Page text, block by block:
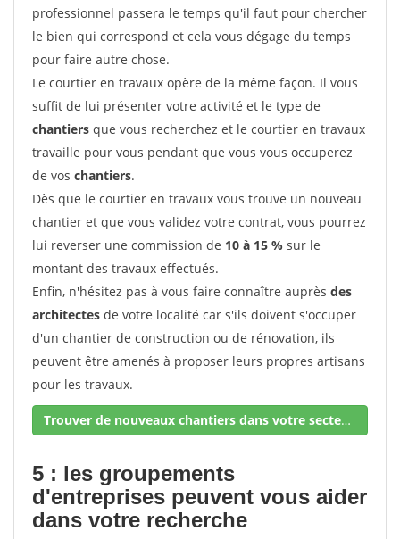
professionnel passera le temps qu'il faut pour chercher
le bien qui correspond et cela vous dégage du temps
pour faire autre chose.
Le courtier en travaux opère de la même façon. Il vous
suffit de lui présenter votre activité et le type de
chantiers que vous recherchez et le courtier en travaux
travaille pour vous pendant que vous vous occuperez
de vos chantiers.
Dès que le courtier en travaux vous trouve un nouveau
chantier et que vous validez votre contrat, vous pourrez
lui reverser une commission de 10 à 15 % sur le
montant des travaux effectués.
Enfin, n'hésitez pas à vous faire connaître auprès des
architectes de votre localité car s'ils doivent s'occuper
d'un chantier de construction ou de rénovation, ils
peuvent être amenés à proposer leurs propres artisans
pour les travaux.
Trouver de nouveaux chantiers dans votre secteur !
5 : les groupements
d'entreprises peuvent vous aider
dans votre recherche